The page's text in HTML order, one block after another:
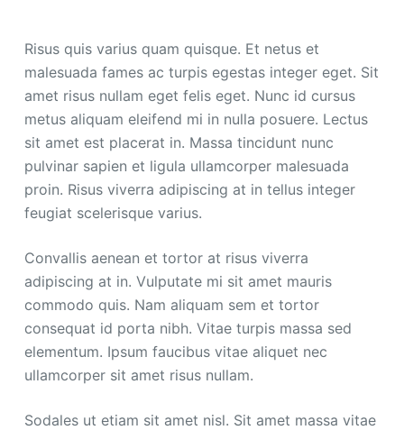
Risus quis varius quam quisque. Et netus et
malesuada fames ac turpis egestas integer eget. Sit
amet risus nullam eget felis eget. Nunc id cursus
metus aliquam eleifend mi in nulla posuere. Lectus
sit amet est placerat in. Massa tincidunt nunc
pulvinar sapien et ligula ullamcorper malesuada
proin. Risus viverra adipiscing at in tellus integer
feugiat scelerisque varius.
Convallis aenean et tortor at risus viverra
adipiscing at in. Vulputate mi sit amet mauris
commodo quis. Nam aliquam sem et tortor
consequat id porta nibh. Vitae turpis massa sed
elementum. Ipsum faucibus vitae aliquet nec
ullamcorper sit amet risus nullam.
Sodales ut etiam sit amet nisl. Sit amet massa vitae